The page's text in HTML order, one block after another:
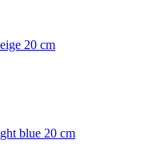
20 cm
blue 20 cm